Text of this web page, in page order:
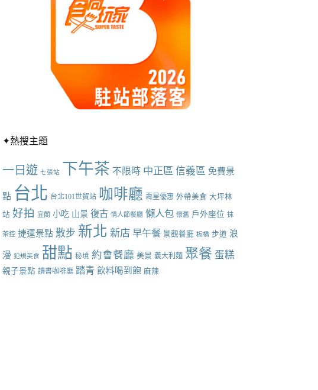
✦熱搜主題
一日遊 七張站 下午茶 不限時 中正區 信義區 免費景
點 台北 台北101世貿站 咖啡廳 壽星優惠 外帶美食 大坪林
站 好拍 宜蘭 小吃 山景 復古 情人節餐廳 懶人包 懷舊 戶外座位 抹
茶控 捷運景點 散步 新北 新店 早午餐 景觀餐廳 板橋 步道 浪
漫 犯規美食 甜點 秘境 約會餐廳 美景 義大利麵 聚餐 蛋糕
親子景點 讀書咖啡廳 踏青 飲料喝到飽 麻辣